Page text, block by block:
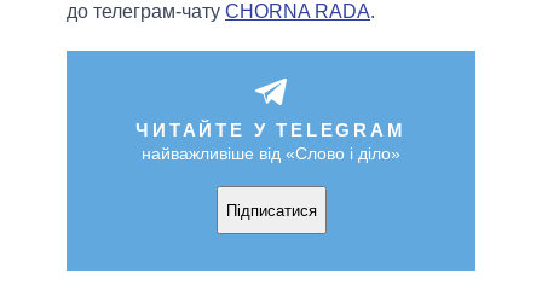
до телеграм-чату CHORNA RADA.
ЧИТАЙТЕ У TELEGRAM
найважливіше від «Слово і діло»
Підписатися